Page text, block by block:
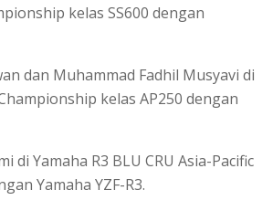
kelas SS600 dengan
dan Muhammad Fadhil Musyavi di
kelas AP250 dengan
di Yamaha R3 BLU CRU Asia-Pacific
Yamaha YZF-R3.